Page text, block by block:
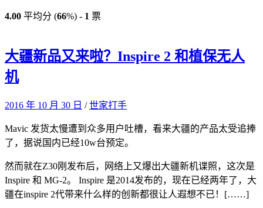
4.00 平均分 (66%) - 1 票
大疆新品又来啦？Inspire 2 和植保无人
机
2016 年 10 月 30 日 /世家打手
Mavic 发货太慢遭到众多用户吐槽，看来大疆的产品太受追捧
了，据说国内已经10w台预定。
然而就在Z30刚发布后，网络上又爆出大疆新机谍照，这次是
Inspire 和 MG-2。 Inspire 是2014发布的，现在已经两年了，大
疆在inspire 2代带来什么样的创新都很让人遐想不已！[……]